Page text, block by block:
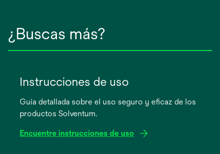
¿Buscas más?
Instrucciones de uso
Guía detallada sobre el uso seguro y eficaz de los
productos Solventum.
Encuentre instrucciones de uso